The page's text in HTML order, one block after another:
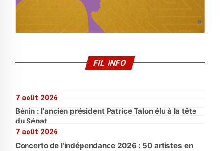
FIL INFO
7 août 2026
Bénin : l'ancien président Patrice Talon élu à la tête
du Sénat
7 août 2026
Concerto de l’indépendance 2026 : 50 artistes en